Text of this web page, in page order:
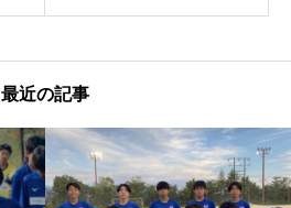
最近の記事